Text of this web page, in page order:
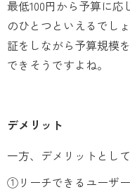
最低100円から予算に
のひとつといえるでし
証をしながら予算規模
できそうですよね。
デメリット
一方、デメリットとし
①リーチできるユーザ